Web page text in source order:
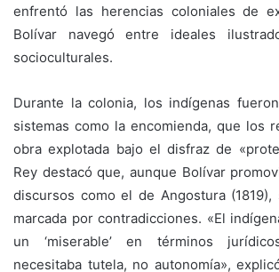
enfrentó las herencias coloniales de
Bolívar navegó entre ideales
socioculturales.
Durante la colonia, los indígenas
sistemas como la encomienda, que los
obra explotada bajo el disfraz de
Rey destacó que, aunque Bolívar
discursos como el de Angostura
marcada por contradicciones. «El
un ‘miserable’ en términos
necesitaba tutela, no autonomía»,